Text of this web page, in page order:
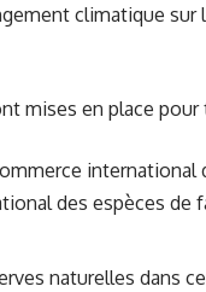
climatique
mises en place
des espèces de
naturelles dans